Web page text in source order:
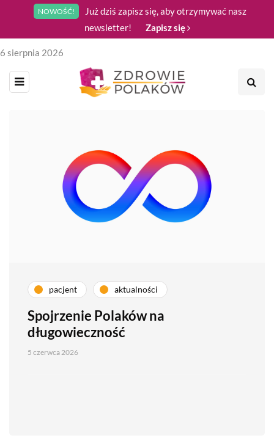
NOWOŚĆ!
Już dziś zapisz się, aby otrzymywać nasz
newsletter!
Zapisz się
6 sierpnia 2026
pacjent aktualności
Spojrzenie Polaków na
długowieczność
5 czerwca 2026